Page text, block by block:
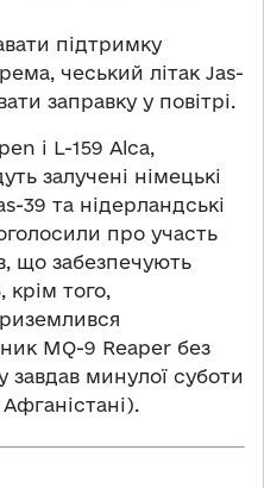
підтримку
чеський літак Jas-
заправку у повітрі.
і L-159 Alca,
залучені німецькі
39 та нідерландські
про участь
що забезпечують
крім того,
MQ-9 Reaper без
завдав минулої суботи